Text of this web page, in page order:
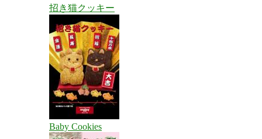
招き猫クッキー
Baby Cookies